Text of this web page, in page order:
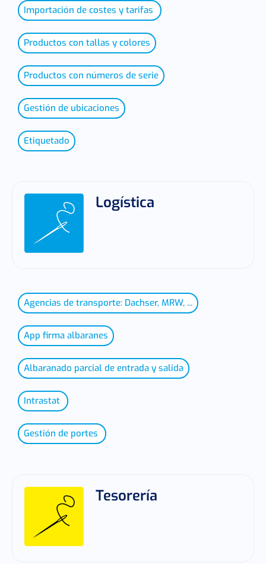
Importación de costes y tarifas
Productos con tallas y colores
Productos con números de serie
Gestión de ubicaciones
Etiquetado
Logística
Agencias de transporte: Dachser, MRW, ...
App firma albaranes
Albaranado parcial de entrada y salida
Intrastat
Gestión de portes
Tesorería